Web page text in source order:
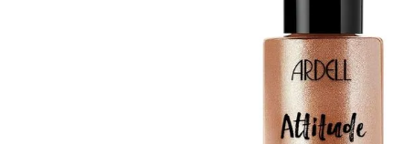
9. tinte
10 naked hair